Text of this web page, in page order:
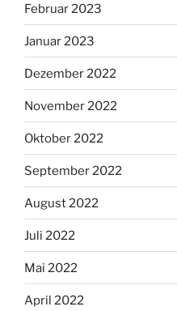
Februar 2023
Januar 2023
Dezember 2022
November 2022
Oktober 2022
September 2022
August 2022
Juli 2022
Mai 2022
April 2022